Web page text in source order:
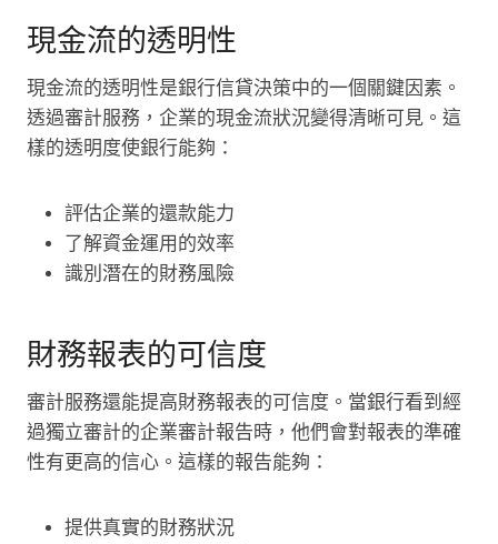
現金流的透明性
現金流的透明性是銀行信貸決策中的一個關鍵因素。
透過審計服務，企業的現金流狀況變得清晰可見。這
樣的透明度使銀行能夠：
評估企業的還款能力
了解資金運用的效率
識別潛在的財務風險
財務報表的可信度
審計服務還能提高財務報表的可信度。當銀行看到經
過獨立審計的企業審計報告時，他們會對報表的準確
性有更高的信心。這樣的報告能夠：
提供真實的財務狀況